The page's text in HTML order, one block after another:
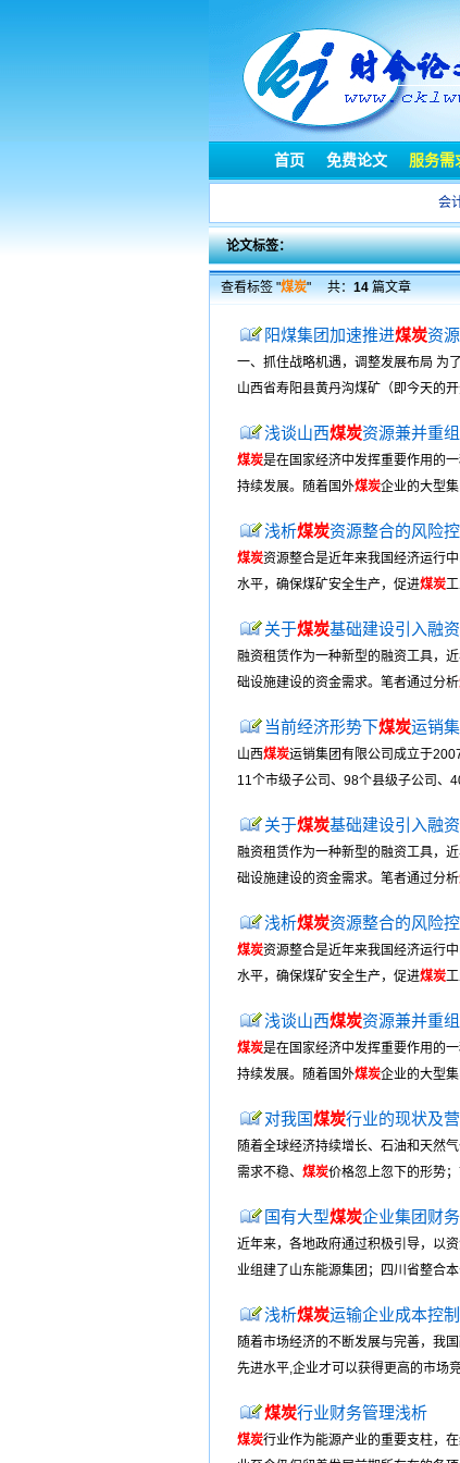
首页 免费论文 服务需
会
论文标签：
查看标签 "煤炭" 共：14篇文章
阳煤集团加速推进煤炭资
一、抓住战略机遇，调整发展布局 为
山西省寿阳县黄丹沟煤矿（即今天的
浅谈山西煤炭资源兼并重
煤炭是在国家经济中发挥重要作用的一
持续发展。随着国外煤炭企业的大型
浅析煤炭资源整合的风险
煤炭资源整合是近年来我国经济运行
水平，确保煤矿安全生产，促进煤炭
关于煤炭基础建设引入融
融资租赁作为一种新型的融资工具，
础设施建设的资金需求。笔者通过分析
当前经济形势下煤炭运销
山西煤炭运销集团有限公司成立于
11个市级子公司、98个县级子公司、
关于煤炭基础建设引入融
融资租赁作为一种新型的融资工具，
础设施建设的资金需求。笔者通过分析
浅析煤炭资源整合的风险
煤炭资源整合是近年来我国经济运行
水平，确保煤矿安全生产，促进煤炭
浅谈山西煤炭资源兼并重
煤炭是在国家经济中发挥重要作用的一
持续发展。随着国外煤炭企业的大型
对我国煤炭行业的现状及
随着全球经济持续增长、石油和天然
需求不稳、 煤炭价格忽上忽下的形势
国有大型煤炭企业集团财
近年来，各地政府通过积极引导，以
业组建了山东能源集团；四川省整合
浅析煤炭运输企业成本控制
随着市场经济的不断发展与完善，我
先进水平,企业才可以获得更高的市场
煤炭行业财务管理浅析
煤炭行业作为能源产业的重要支柱，